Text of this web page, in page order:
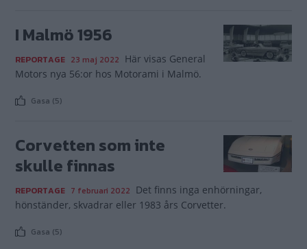
I Malmö 1956
REPORTAGE 23 maj 2022 Här visas General
Motors nya 56:or hos Motorami i Malmö.
Gasa (5)
Corvetten som inte
skulle finnas
REPORTAGE 7 februari 2022 Det finns inga enhörningar,
hönständer, skvadrar eller 1983 års Corvetter.
Gasa (5)